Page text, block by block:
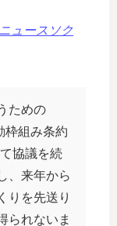
ュースソク
ための
枠組み条約
協議を続
、来年から
りを先送り
られないま